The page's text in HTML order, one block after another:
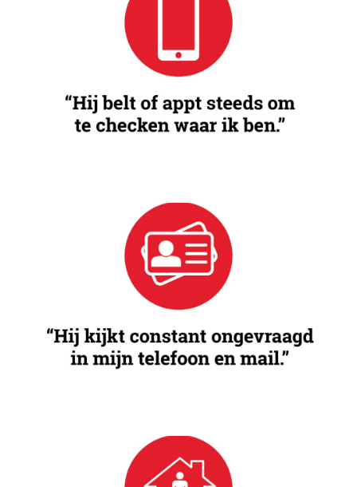
Controleren
Als je partner steeds wil weten wat je doet, met wie je
praat en waar je naartoe gaat.
Inbreuk op je leven
De invloed op jouw persoonlijke ruimte en
beslissingen door je partner wordt steeds erger.